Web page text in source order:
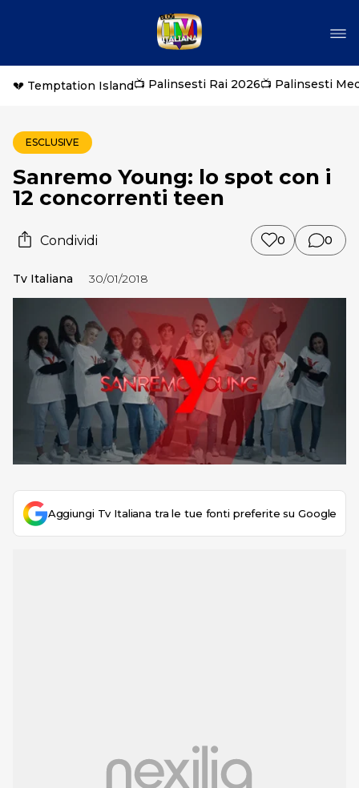
💔 Temptation Island📺 Palinsesti Rai 2026📺 Palinsesti
ESCLUSIVE
Sanremo Young: lo spot con i
12 concorrenti teen
Condividi 0 0
Tv Italiana 30/01/2018
Aggiungi Tv Italiana tra le tue fonti preferite su Google